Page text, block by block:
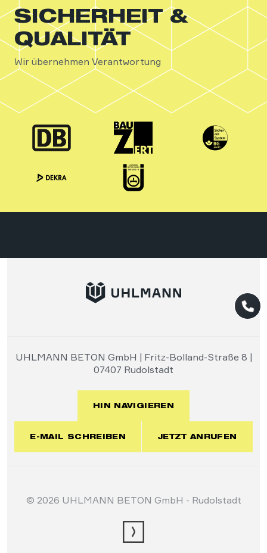
SICHERHEIT &
QUALITÄT
Wir übernehmen Verantwortung
UHLMANN BETON GmbH | Fritz-Bolland-Straße 8 |
07407 Rudolstadt
HIN NAVIGIEREN
E-MAIL SCHREIBEN JETZT ANRUFEN
© 2026 UHLMANN BETON GmbH - Rudolstadt